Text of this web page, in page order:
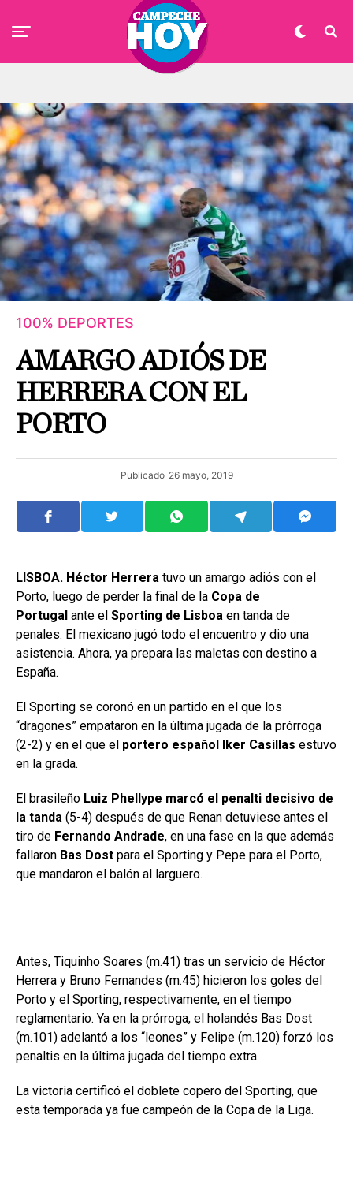
100% DEPORTES
AMARGO ADIÓS DE
HERRERA CON EL
PORTO
Publicado 26 mayo, 2019
LISBOA. Héctor Herrera tuvo un amargo adiós con el
Porto, luego de perder la final de la Copa de
Portugal ante el Sporting de Lisboa en tanda de
penales. El mexicano jugó todo el encuentro y dio una
asistencia. Ahora, ya prepara las maletas con destino a
España.
El Sporting se coronó en un partido en el que los
“dragones” empataron en la última jugada de la prórroga
(2-2) y en el que el portero español Iker Casillas estuvo
en la grada.
El brasileño Luiz Phellype marcó el penalti decisivo de
la tanda (5-4) después de que Renan detuviese antes el
tiro de Fernando Andrade, en una fase en la que además
fallaron Bas Dost para el Sporting y Pepe para el Porto,
que mandaron el balón al larguero.
Antes, Tiquinho Soares (m.41) tras un servicio de Héctor
Herrera y Bruno Fernandes (m.45) hicieron los goles del
Porto y el Sporting, respectivamente, en el tiempo
reglamentario. Ya en la prórroga, el holandés Bas Dost
(m.101) adelantó a los “leones” y Felipe (m.120) forzó los
penaltis en la última jugada del tiempo extra.
La victoria certificó el doblete copero del Sporting, que
esta temporada ya fue campeón de la Copa de la Liga.